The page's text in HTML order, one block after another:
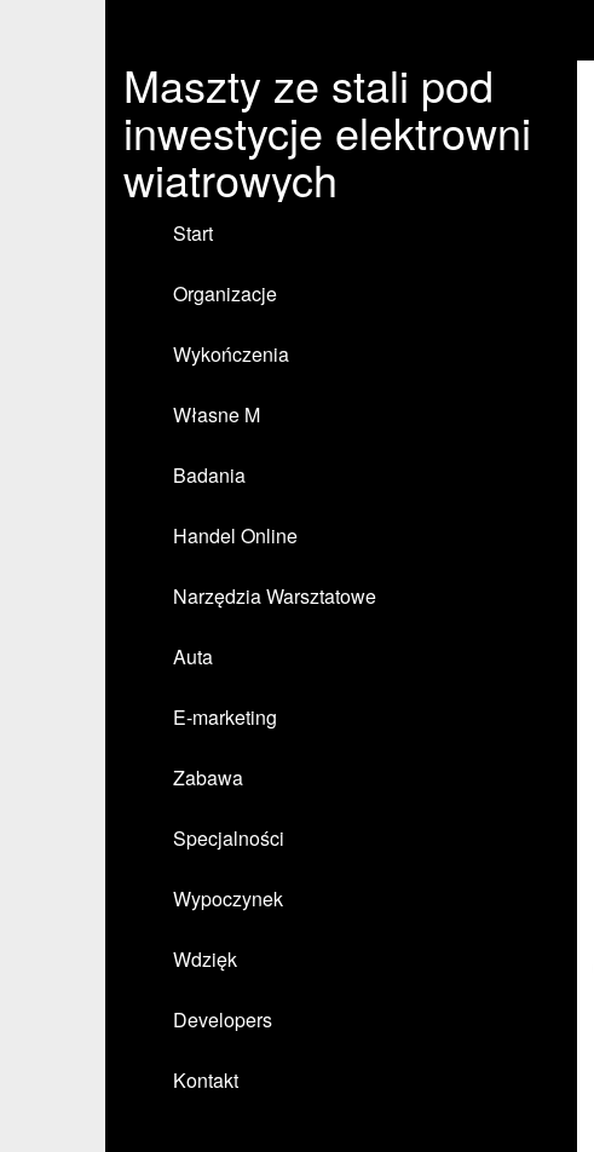
Maszty ze stali pod
inwestycje elektrowni
wiatrowych
Start
Organizacje
Wykończenia
Własne M
Badania
Handel Online
Narzędzia Warsztatowe
Auta
E-marketing
Zabawa
Specjalności
Wypoczynek
Wdzięk
Developers
Kontakt